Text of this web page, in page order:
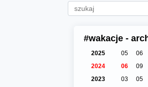
#wakacje -
2025 05 06
2024
06 09
2023
03 05